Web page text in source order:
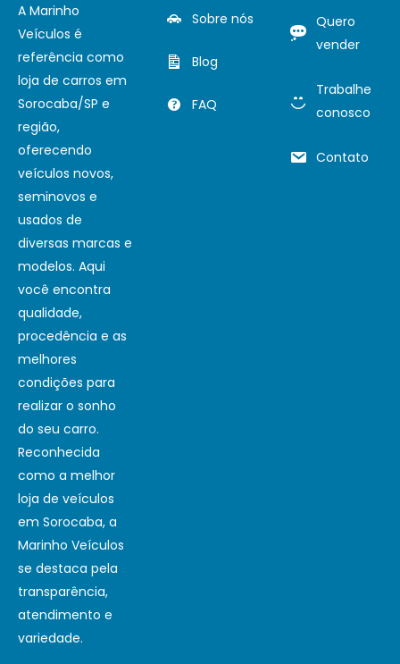
A Marinho
Veículos é
referência como
loja de carros em
Sorocaba/SP e
região,
oferecendo
veículos novos,
seminovos e
usados de
diversas marcas e
modelos. Aqui
você encontra
qualidade,
procedência e as
melhores
condições para
realizar o sonho
do seu carro.
Reconhecida
como a melhor
loja de veículos
em Sorocaba, a
Marinho Veículos
se destaca pela
transparência,
atendimento e
variedade.
Sobre nós
Blog
FAQ
Quero
vender
Trabalhe
conosco
Contato